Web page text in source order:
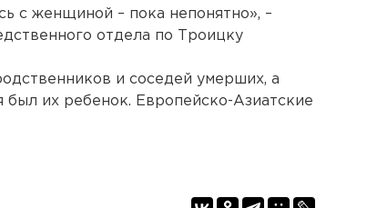
с женщиной – пока непонятно», –
отдела по Троицку
и соседей умерших, а
был их ребенок. Европейско-Азиатские